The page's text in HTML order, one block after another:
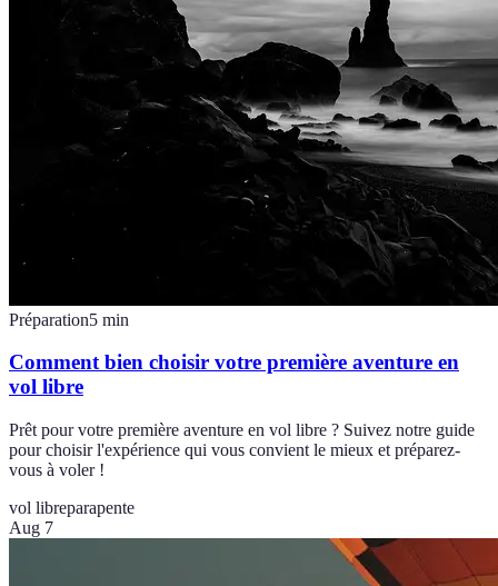
Préparation5 min
Comment bien choisir votre première aventure en
vol libre
Prêt pour votre première aventure en vol libre ? Suivez notre guide
pour choisir l'expérience qui vous convient le mieux et préparez-
vous à voler !
vol libreparapente
Aug 7